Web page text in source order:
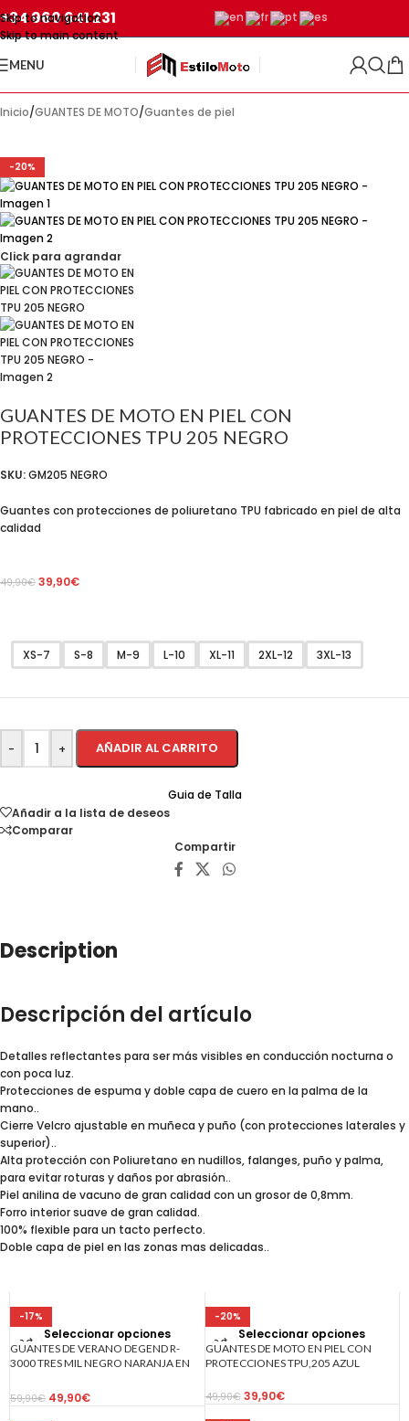
Skip to navigation
Skip to main content
+34 960 641 231
MENU
Inicio/GUANTES DE MOTO/Guantes de piel
-20%
Click para agrandar
GUANTES DE MOTO EN PIEL CON
PROTECCIONES TPU 205 NEGRO
SKU:GM205 NEGRO
Guantes con protecciones de poliuretano TPU fabricado en piel de alta
calidad
49,90€ 39,90€
XS-7 S-8 M-9 L-10 XL-11 2XL-12 3XL-13
- + AÑADIR AL CARRITO
Guia de Talla
Añadir a la lista de deseos
Comparar
Compartir
Description
Descripción del artículo
Detalles reflectantes para ser más visibles en conducción nocturna o
con poca luz.
Protecciones de espuma y doble capa de cuero en la palma de la
mano..
Cierre Velcro ajustable en muñeca y puño (con protecciones laterales y
superior)..
Alta protección con Poliuretano en nudillos, falanges, puño y palma,
para evitar roturas y daños por abrasión..
Piel anilina de vacuno de gran calidad con un grosor de 0,8mm.
Forro interior suave de gran calidad.
100% flexible para un tacto perfecto.
Doble capa de piel en las zonas mas delicadas..
-17%
Seleccionar opciones
GUANTES DE VERANO DEGEND R-
3000 TRES MIL NEGRO NARANJA EN
59,90€ 49,90€
-20%
Seleccionar opciones
GUANTES DE MOTO EN PIEL CON
PROTECCIONES TPU,205 AZUL
49,90€ 39,90€